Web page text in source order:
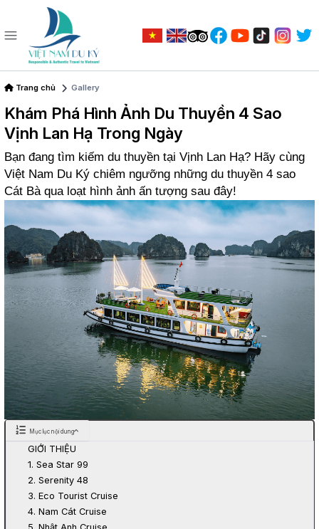
Trang chủ Gallery
Khám Phá Hình Ảnh Du Thuyền 4 Sao
Vịnh Lan Hạ Trong Ngày
Bạn đang tìm kiếm du thuyền tại Vịnh Lan Hạ? Hãy cùng
Việt Nam Du Ký chiêm ngưỡng những du thuyền 4 sao
Cát Bà qua loạt hình ảnh ấn tượng sau đây!
Mục lục nội dung
GIỚI THIỆU
1. Sea Star 99
2. Serenity 48
3. Eco Tourist Cruise
4. Nam Cát Cruise